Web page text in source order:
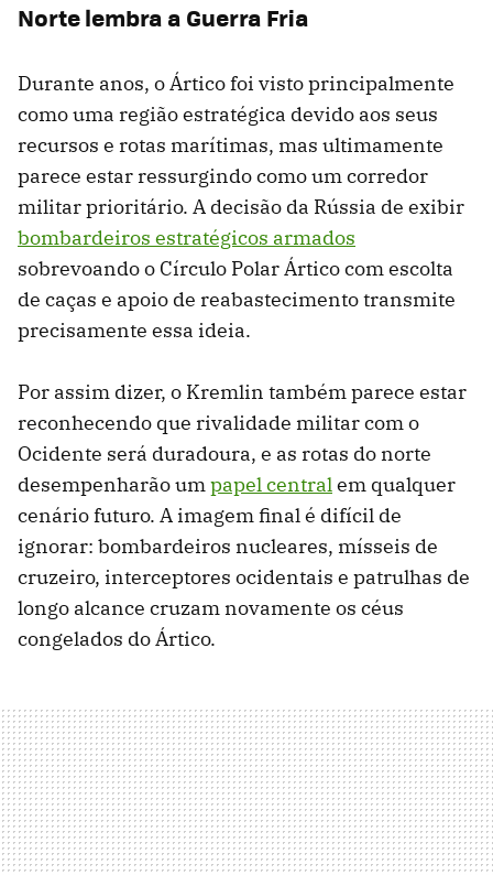
Norte lembra a Guerra Fria
Durante anos, o Ártico foi visto principalmente
como uma região estratégica devido aos seus
recursos e rotas marítimas, mas ultimamente
parece estar ressurgindo como um corredor
militar prioritário. A decisão da Rússia de exibir
bombardeiros estratégicos armados
sobrevoando o Círculo Polar Ártico com escolta
de caças e apoio de reabastecimento transmite
precisamente essa ideia.
Por assim dizer, o Kremlin também parece estar
reconhecendo que rivalidade militar com o
Ocidente será duradoura, e as rotas do norte
desempenharão umpapel centralem qualquer
cenário futuro. A imagem final é difícil de
ignorar: bombardeiros nucleares, mísseis de
cruzeiro, interceptores ocidentais e patrulhas de
longo alcance cruzam novamente os céus
congelados do Ártico.